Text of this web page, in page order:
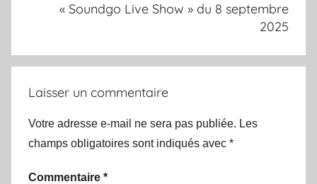
« Soundgo Live Show » du 8 septembre
2025
Laisser un commentaire
Votre adresse e-mail ne sera pas publiée. Les
champs obligatoires sont indiqués avec *
Commentaire *